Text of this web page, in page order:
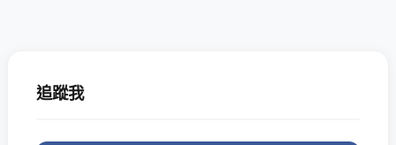
追蹤我